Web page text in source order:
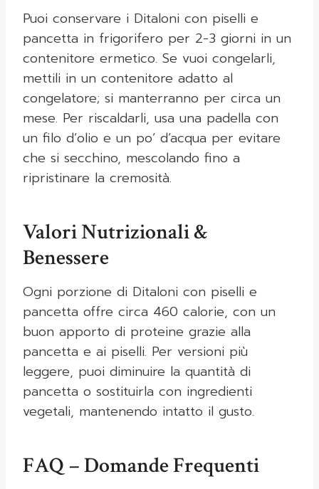
Puoi conservare i Ditaloni con piselli e
pancetta in frigorifero per 2-3 giorni in un
contenitore ermetico. Se vuoi congelarli,
mettili in un contenitore adatto al
congelatore; si manterranno per circa un
mese. Per riscaldarli, usa una padella con
un filo d’olio e un po’ d’acqua per evitare
che si secchino, mescolando fino a
ripristinare la cremosità.
Valori Nutrizionali &
Benessere
Ogni porzione di Ditaloni con piselli e
pancetta offre circa 460 calorie, con un
buon apporto di proteine grazie alla
pancetta e ai piselli. Per versioni più
leggere, puoi diminuire la quantità di
pancetta o sostituirla con ingredienti
vegetali, mantenendo intatto il gusto.
FAQ – Domande Frequenti